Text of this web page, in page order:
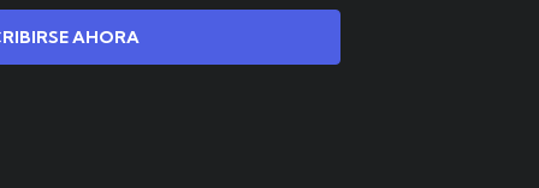
AHORA